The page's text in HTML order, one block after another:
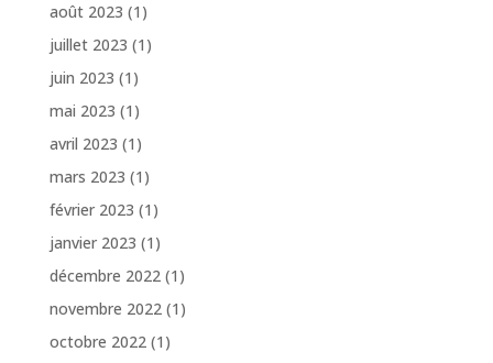
août 2023 (1)
juillet 2023 (1)
juin 2023 (1)
mai 2023 (1)
avril 2023 (1)
mars 2023 (1)
février 2023 (1)
janvier 2023 (1)
décembre 2022(1)
novembre 2022(1)
octobre 2022(1)